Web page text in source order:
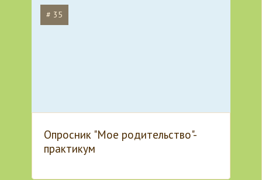
# 35
Опросник "Мое родительство"-
практикум